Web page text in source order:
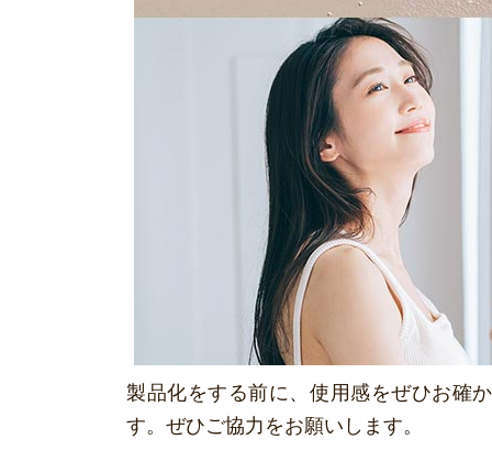
製品化をする前に、使用感をぜひお確
す。ぜひご協力をお願いします。